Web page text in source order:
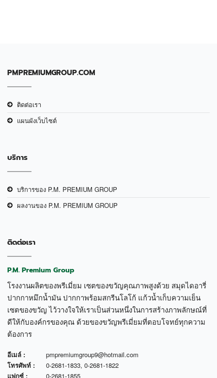
PMPREMIUMGROUP.COM
ติดต่อเรา
แผนผังเว็บไซต์
บริการ
บริการของ P.M. PREMIUM GROUP
ผลงานของ P.M. PREMIUM GROUP
ติดต่อเรา
P.M. Premium Group
โรงงานผลิตของพรีเมี่ยม เซตของขวัญคุณภาพสูงด้วย สมุดไดอารี่
ปากกาหมึกน้ำมัน ปากกาพร้อมสกรีนโลโก้ แก้วน้ำเก็บความเย็น
เซตของขวัญ ไว้วางใจให้เราเป็นส่วนหนึ่งในการสร้างภาพลักษณ์ที่
ดีให้กับองค์กรของคุณ ด้วยของขวัญพรีเมี่ยมที่ตอบโจทย์ทุกความ
ต้องการ
อีเมล์ :
pmpremiumgroup9@hotmail.com
โทรศัพท์ :
0-2681-1833, 0-2681-1822
แฟกซ์ :
0-2681-1855